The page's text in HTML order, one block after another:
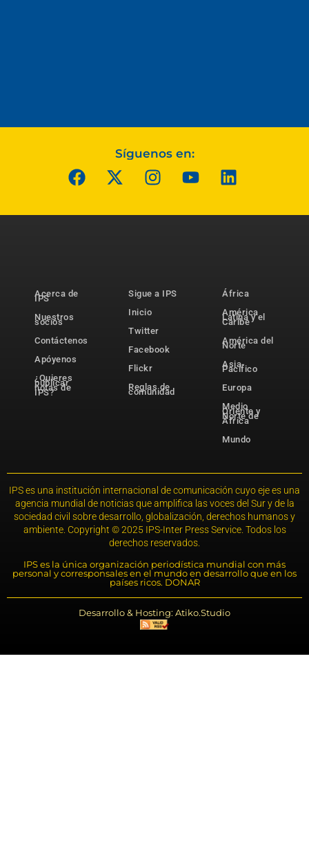
Síguenos en:
Acerca de
IPS
Nuestros
socios
Contáctenos
Apóyenos
¿Quieres
publicar
notas de
IPS?
Sigue a IPS
Inicio
Twitter
Facebook
Flickr
Reglas de
comunidad
África
América
Latina y el
Caribe
América del
Norte
Asia-
Pacífico
Europa
Medio
Oriente y
Norte de
África
Mundo
IPS es una institución internacional de comunicación cuyo eje es una
agencia mundial de noticias que amplifica las voces del Sur y de la
sociedad civil sobre desarrollo, globalización, derechos humanos y
ambiente. Copyright © 2025 IPS-Inter Press Service. Todos los
derechos reservados.
IPS es la única organización periodística mundial con más
personal y corresponsales en el mundo en desarrollo que en los
países ricos. DONAR
Desarrollo & Hosting: Atiko.Studio